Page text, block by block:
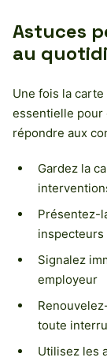
Astuces
au
Une fois la
essentielle pour
répondre aux
Gardez la
Présentez-
inspecteurs
Signalez
employeur
toute
Utilisez les